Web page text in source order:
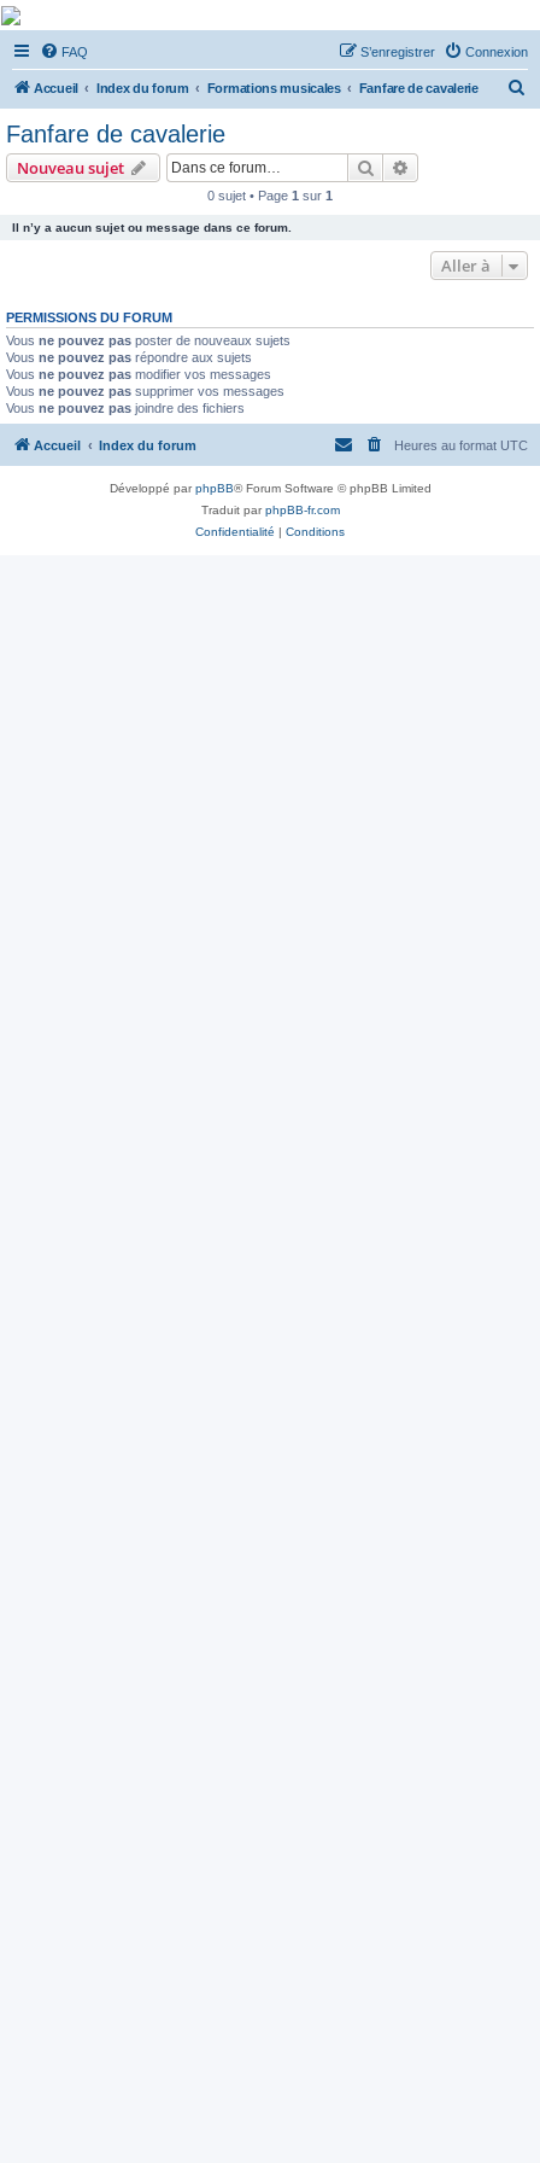
De Musicae Militari -
Forums
Forums de discussions
FAQ Connexion
S’enregistrer
Accueil Index du forum Formations musicales Fanfare de cavalerie
Fanfare de cavalerie
Nouveau sujet Rechercher
0 sujet • Page 1 sur 1
Il n’y a aucun sujet ou message dans ce forum.
Aller à
PERMISSIONS DU FORUM
Vous ne pouvez pas poster de nouveaux sujets
Vous ne pouvez pas répondre aux sujets
Vous ne pouvez pas modifier vos messages
Vous ne pouvez pas supprimer vos messages
Vous ne pouvez pas joindre des fichiers
Accueil Index du forum Heures au format UTC
Développé parphpBB® Forum Software © phpBB Limited
Traduit parphpBB-fr.com
Confidentialité | Conditions